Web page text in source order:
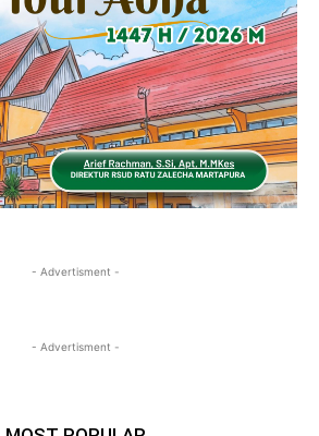
- Advertisment -
- Advertisment -